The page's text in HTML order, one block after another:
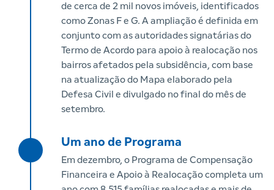
de cerca de 2 mil novos imóveis, identificados
como Zonas F e G. A ampliação é definida em
conjunto com as autoridades signatárias do
Termo de Acordo para apoio à realocação nos
bairros afetados pela subsidência, com base
na atualização do Mapa elaborado pela
Defesa Civil e divulgado no final do mês de
setembro.
Um ano de Programa
Em dezembro, o Programa de Compensação
Financeira e Apoio à Realocação completa um